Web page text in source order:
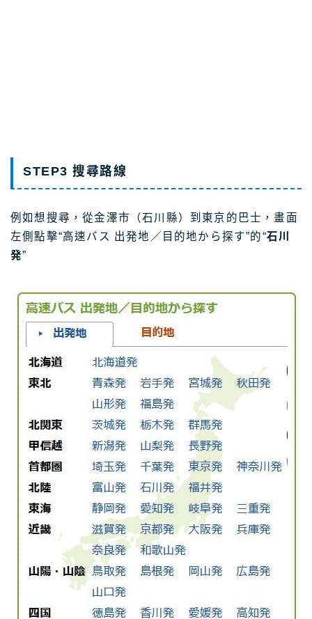
STEP3 搜尋路線
例如想搜尋，從金澤市（石川縣）到東京的巴士，畫面
左側點擊“高速バス 出発地／目的地から探す”的“石川
発”